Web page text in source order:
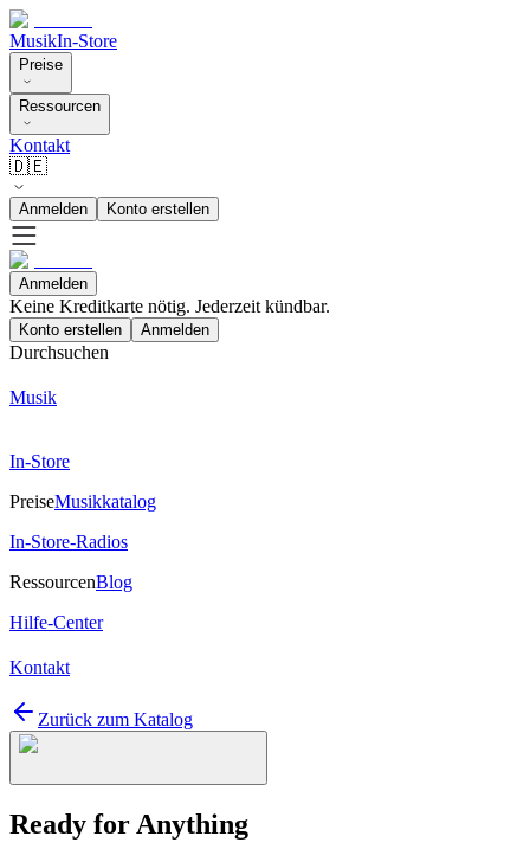
MusikIn-Store
Preise
Ressourcen
Kontakt
🇩🇪
Anmelden Konto erstellen
Anmelden
Keine Kreditkarte nötig. Jederzeit kündbar.
Konto erstellen Anmelden
Durchsuchen
Musik
In-Store
PreiseMusikkatalog
In-Store-Radios
RessourcenBlog
Hilfe-Center
Kontakt
Zurück zum Katalog
Ready for Anything